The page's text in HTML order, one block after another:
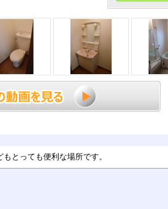
とっても便利な場所です。